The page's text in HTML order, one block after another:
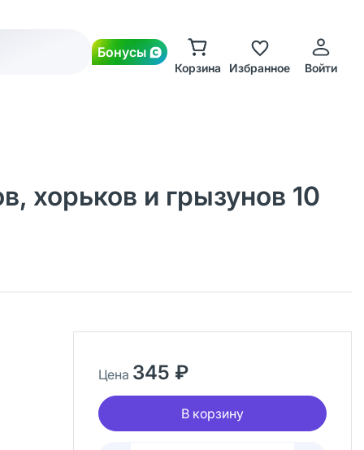
Бонусы
Корзина Избранное Войти
хорьков и грызунов 10
Цена 345 ₽
В корзину